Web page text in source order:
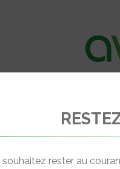
souhaitez rester au